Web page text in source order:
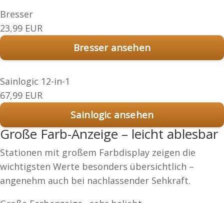
Bresser
23,99 EUR
Bresser ansehen
Sainlogic 12-in-1
67,99 EUR
Sainlogic ansehen
Große Farb-Anzeige – leicht ablesbar
Stationen mit großem Farbdisplay zeigen die
wichtigsten Werte besonders übersichtlich –
angenehm auch bei nachlassender Sehkraft.